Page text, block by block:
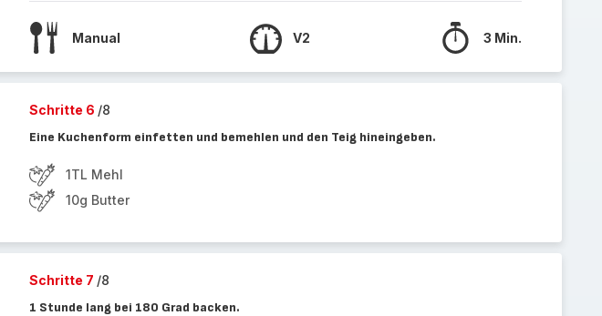
Manual V2 3 Min.
Schritte 6 /8
Eine Kuchenform einfetten und bemehlen und den Teig hineingeben.
1TL Mehl
10g Butter
Schritte 7 /8
1 Stunde lang bei 180 Grad backen.